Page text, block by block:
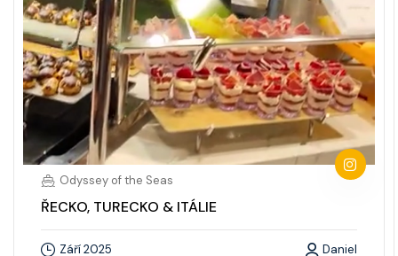
Odyssey of the Seas
ŘECKO, TURECKO & ITÁLIE
Září 2025 Daniel